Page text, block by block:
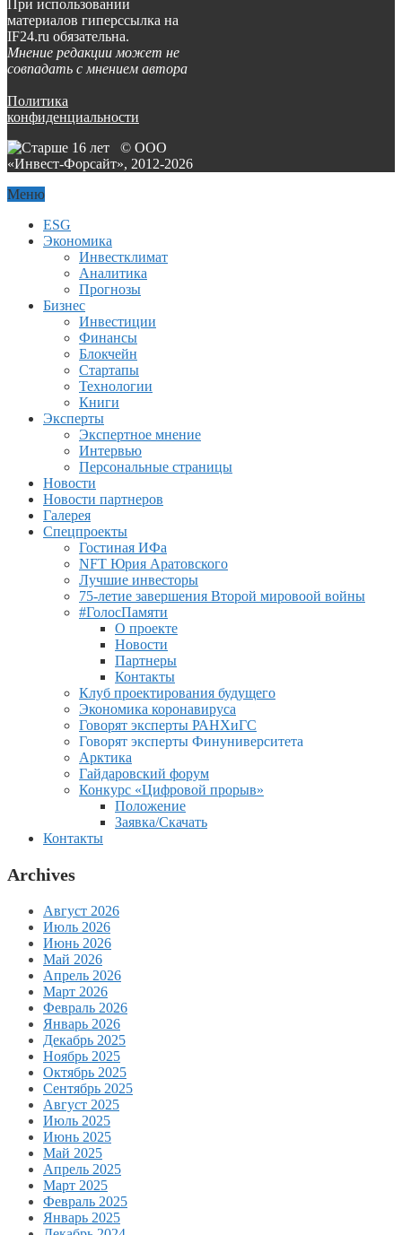
При использовании
материалов гиперссылка на
IF24.ru обязательна.
Мнение редакции может не
совпадать с мнением автора
Политика
конфиденциальности
© ООО
«Инвест-Форсайт», 2012-2026
Меню
ESG
Экономика
Инвестклимат
Аналитика
Прогнозы
Бизнес
Инвестиции
Финансы
Блокчейн
Стартапы
Технологии
Книги
Эксперты
Экспертное мнение
Интервью
Персональные страницы
Новости
Новости партнеров
Галерея
Спецпроекты
Гостиная ИФа
NFT Юрия Аратовского
Лучшие инвесторы
75-летие завершения Второй мировоой войны
#ГолосПамяти
О проекте
Новости
Партнеры
Контакты
Клуб проектирования будущего
Экономика коронавируса
Говорят эксперты РАНХиГС
Говорят эксперты Финуниверситета
Арктика
Гайдаровский форум
Конкурс «Цифровой прорыв»
Положение
Заявка/Скачать
Контакты
Archives
Август 2026
Июль 2026
Июнь 2026
Май 2026
Апрель 2026
Март 2026
Февраль 2026
Январь 2026
Декабрь 2025
Ноябрь 2025
Октябрь 2025
Сентябрь 2025
Август 2025
Июль 2025
Июнь 2025
Май 2025
Апрель 2025
Март 2025
Февраль 2025
Январь 2025